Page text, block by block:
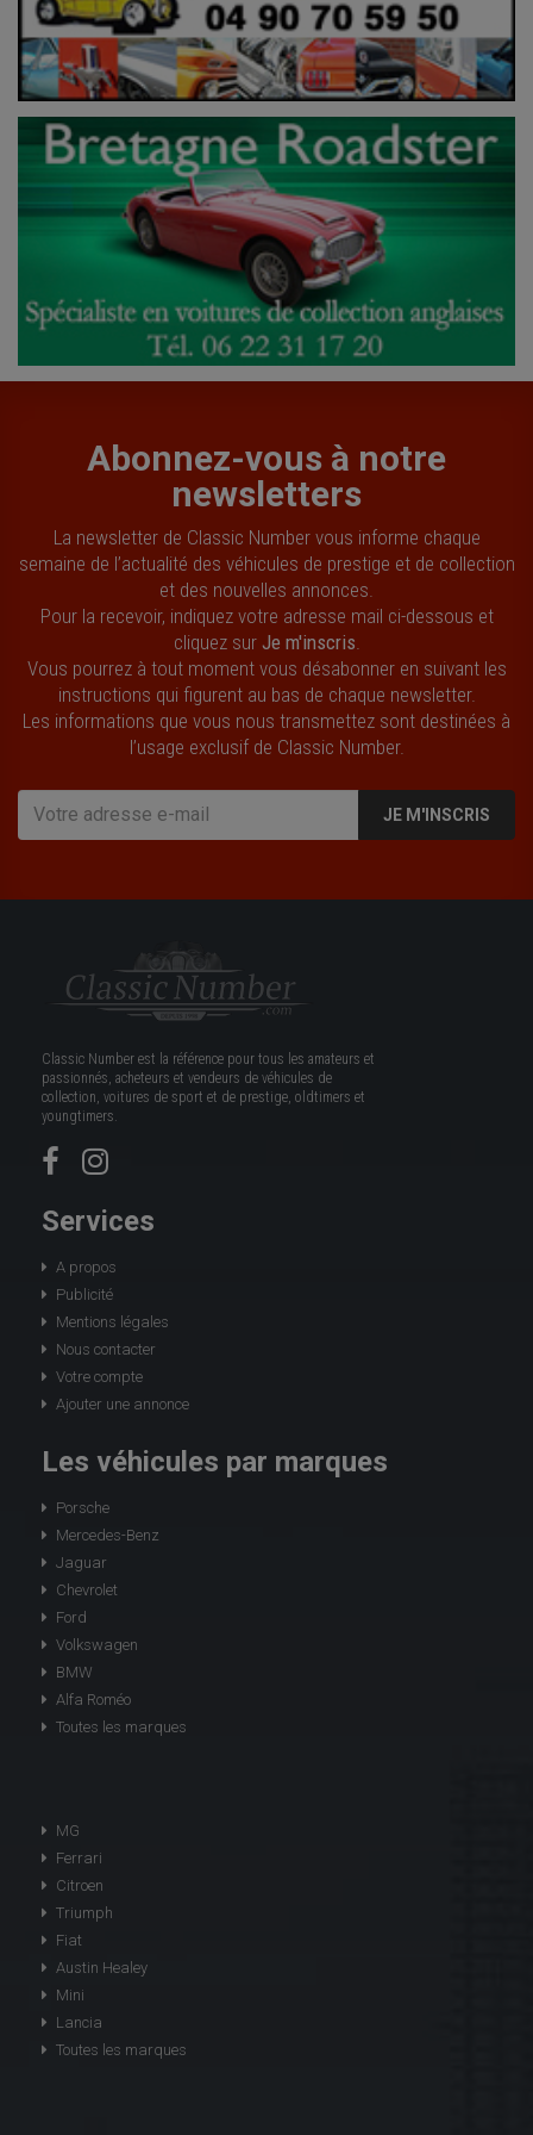
Abonnez-vous à notre
newsletters
La newsletter de Classic Number vous informe chaque
semaine de l’actualité des véhicules de prestige et de collection
et des nouvelles annonces.
Pour la recevoir, indiquez votre adresse mail ci-dessous et
cliquez sur Je m'inscris
Vous pourrez à tout moment vous désabonner en suivant les
instructions qui figurent au bas de chaque newsletter.
Les informations que vous nous transmettez sont destinées à
l’usage exclusif de Classic Number.
JE M'INSCRIS
Classic Number est la référence pour tous les amateurs et
passionnés, acheteurs et vendeurs de véhicules de
collection, voitures de sport et de prestige, oldtimers et
youngtimers.
Services
A propos
Publicité
Mentions légales
Nous contacter
Votre compte
Ajouter une annonce
Les véhicules par marques
Porsche
Mercedes-Benz
Jaguar
Chevrolet
Ford
Volkswagen
BMW
Alfa Roméo
Toutes les marques
MG
Ferrari
Citroen
Triumph
Fiat
Austin Healey
Mini
Lancia
Toutes les marques